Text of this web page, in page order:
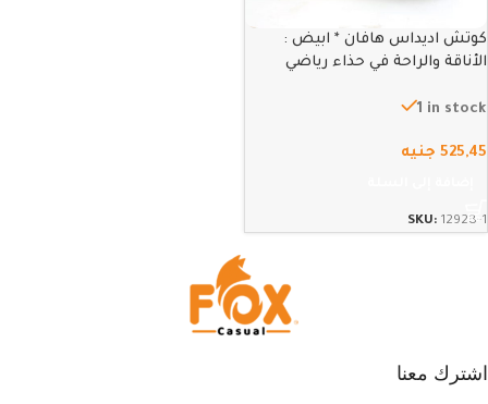
كوتش اديداس هافان * ابيض :
الأناقة والراحة في حذاء رياضي
1 in stock
525,45 جنيه
SKU: 12928-1
اشترك معنا